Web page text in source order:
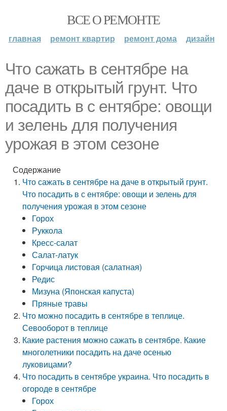
ВСЕ О РЕМОНТЕ
главная ремонт квартир ремонт дома дизайн
Что сажать в сентябре на
даче в открытый грунт. Что
посадить в с ентябре: овощи
и зелень для получения
урожая в этом сезоне
Содержание
Что сажать в сентябре на даче в открытый грунт.
Что посадить в с ентябре: овощи и зелень для
получения урожая в этом сезоне
Горох
Руккола
Кресс-салат
Салат-латук
Горчица листовая (салатная)
Редис
Мизуна (Японская капуста)
Пряные травы
Что можно посадить в сентябре в теплице.
Севооборот в теплице
Какие растения можно сажать в сентябре. Какие
многолетники посадить на даче осенью
луковицами?
Что посадить в сентябре украина. Что посадить в
огороде в сентябре
Горох